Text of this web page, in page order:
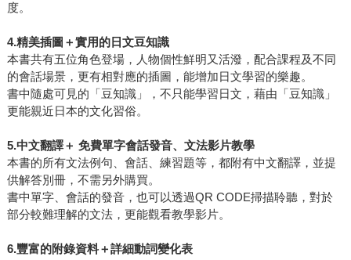
度。
4.精美插圖＋實用的日文豆知識
本書共有五位角色登場，人物個性鮮明又活潑，配合課程及不同
的會話場景，更有相對應的插圖，能增加日文學習的樂趣。
書中隨處可見的「豆知識」，不只能學習日文，藉由「豆知識」
更能親近日本的文化習俗。
5.中文翻譯＋ 免費單字會話發音、文法影片教學
本書的所有文法例句、會話、練習題等，都附有中文翻譯，並提
供解答別冊，不需另外購買。
書中單字、會話的發音，也可以透過QR CODE掃描聆聽，對於
部分較難理解的文法，更能觀看教學影片。
6.豐富的附錄資料＋詳細動詞變化表